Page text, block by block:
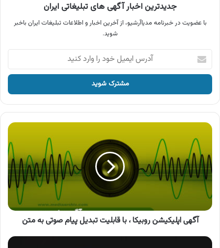
جدیدترین اخبار آگهی های تبلیغاتی ایران
با عضویت در خبرنامه مدیاآرشیو، از آخرین اخبار و اطلاعات تبلیغات ایران باخبر
شوید.
آدرس
ایمیل
خود
وارد
کنید
آگهی
اپلیکیشن
روبیکا
،
با
قابلیت
تبدیل
پیام
صوتی
آگهی اپلیکیشن روبیکا ، با قابلیت تبدیل پیام صوتی به متن
آگهی